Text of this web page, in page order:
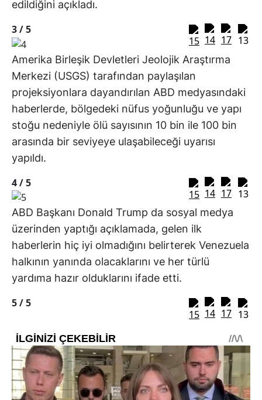
edildiğini açıkladı.
3 /5
Amerika Birleşik Devletleri Jeolojik Araştırma
Merkezi (USGS) tarafından paylaşılan
projeksiyonlara dayandırılan ABD medyasındaki
haberlerde, bölgedeki nüfus yoğunluğu ve yapı
stoğu nedeniyle ölü sayısının 10 bin ile 100 bin
arasında bir seviyeye ulaşabileceği uyarısı
yapıldı.
4 /5
ABD Başkanı Donald Trump da sosyal medya
üzerinden yaptığı açıklamada, gelen ilk
haberlerin hiç iyi olmadığını belirterek Venezuela
halkının yanında olacaklarını ve her türlü
yardıma hazır olduklarını ifade etti.
5 /5